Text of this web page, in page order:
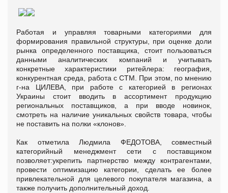
Работая и управляя товарными категориями для
формирования правильной структуры, при оценке доли
рынка определенного поставщика, стоит пользоваться
данными аналитических компаний и учитывать
конкретные характеристики ритейлера: география,
конкурентная среда, работа с СТМ. При этом, по мнению
г-на ЦИЛЕВА, при работе с категорией в регионах
Украины стоит вводить в ассортимент продукцию
региональных поставщиков, а при вводе новинок,
смотреть на наличие уникальных свойств товара, чтобы
не поставить на полки «клонов».
Как отметила Людмила ФЕДОТОВА, совместный
категорийный менеджмент сети с поставщиком
позволяет:укрепить партнерство между контрагентами,
провести оптимизацию категории, сделать ее более
привлекательной для целевого покупателя магазина, а
также получить дополнительный доход.